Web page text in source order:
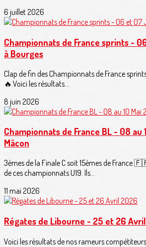
6 juillet 2026
Championnats de France sprints -
à Bourges
Clap de fin des Championnats de France
🔥.Voici les résultats...
8 juin 2026
Championnats de France BL - 08 au
Mâcon
3èmes de la Finale C soit 15èmes de France
de ces championnats U19. Ils...
11 mai 2026
Régates de Libourne - 25 et 26
Voici les résultats de nos rameurs